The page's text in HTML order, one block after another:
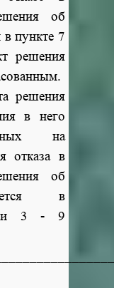
об
в пункте 7
решения
решения
в него
на
отказа в
об
в
3 - 9